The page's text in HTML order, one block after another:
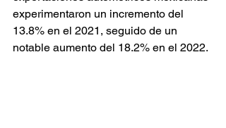
experimentaron un incremento del
13.8% en el 2021, seguido de un
notable aumento del 18.2% en el 2022.